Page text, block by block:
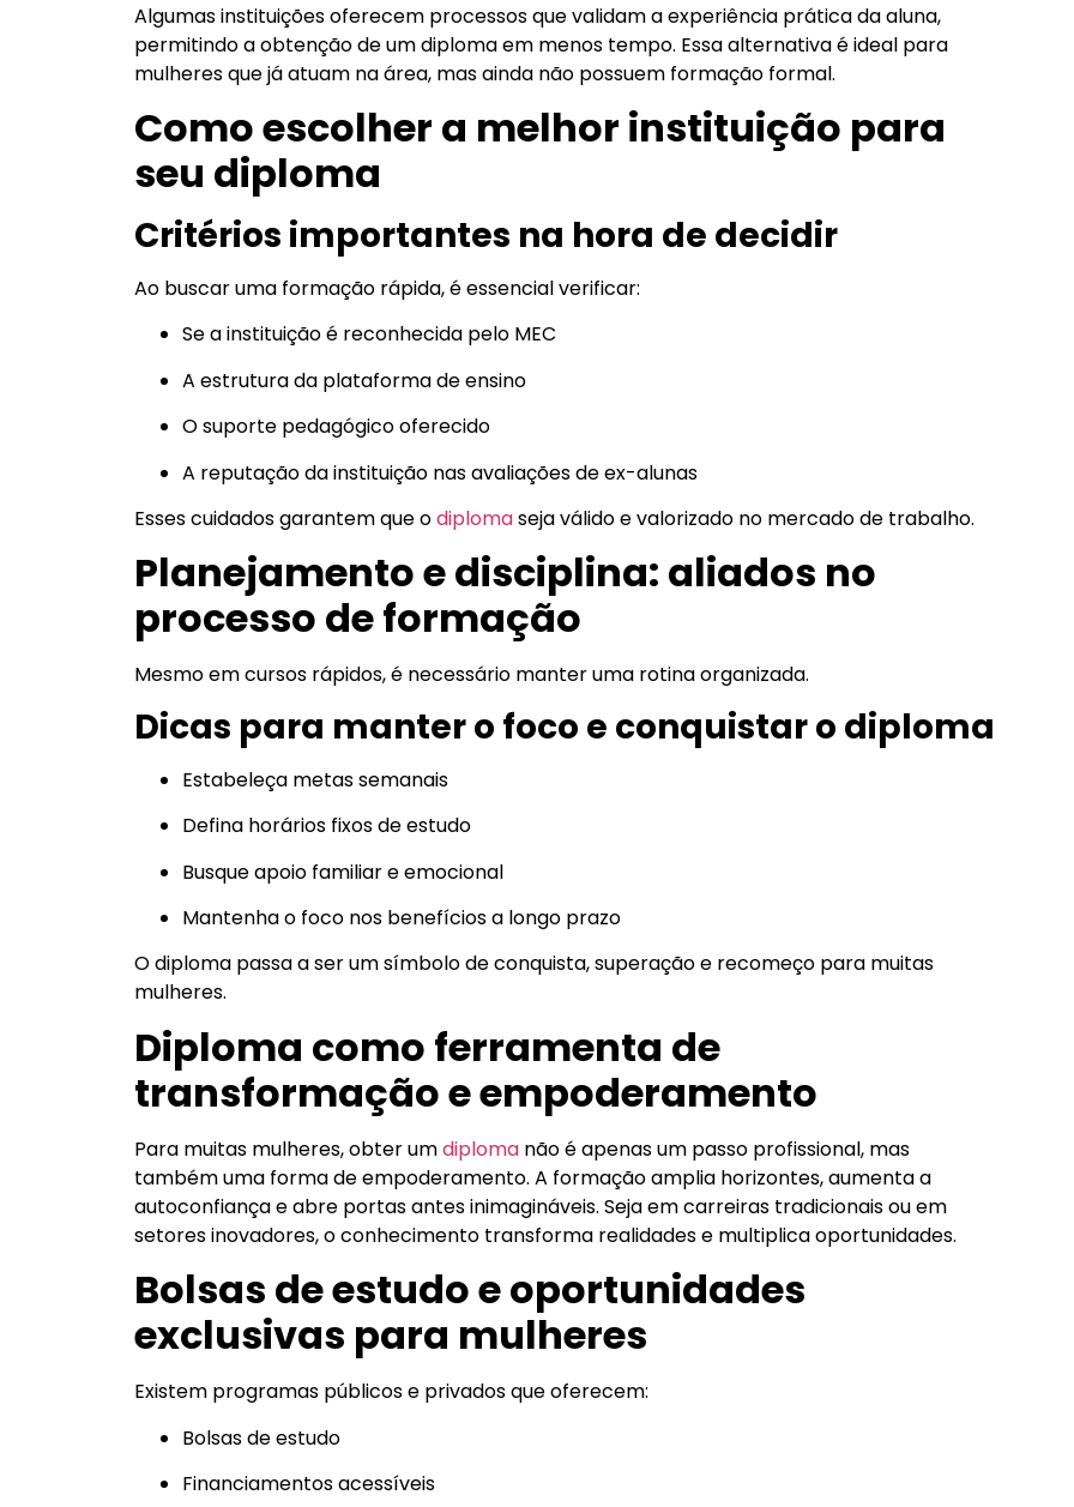
Algumas instituições oferecem processos que validam a experiência prática da aluna,
permitindo a obtenção de um diploma em menos tempo. Essa alternativa é ideal para
mulheres que já atuam na área, mas ainda não possuem formação formal.
Como escolher a melhor instituição para
seu diploma
Critérios importantes na hora de decidir
Ao buscar uma formação rápida, é essencial verificar:
Se a instituição é reconhecida pelo MEC
A estrutura da plataforma de ensino
O suporte pedagógico oferecido
A reputação da instituição nas avaliações de ex-alunas
Esses cuidados garantem que odiplomaseja válido e valorizado no mercado de trabalho.
Planejamento e disciplina: aliados no
processo de formação
Mesmo em cursos rápidos, é necessário manter uma rotina organizada.
Dicas para manter o foco e conquistar o diploma
Estabeleça metas semanais
Defina horários fixos de estudo
Busque apoio familiar e emocional
Mantenha o foco nos benefícios a longo prazo
O diploma passa a ser um símbolo de conquista, superação e recomeço para muitas
mulheres.
Diploma como ferramenta de
transformação e empoderamento
Para muitas mulheres, obter umdiploma não é apenas um passo profissional, mas
também uma forma de empoderamento. A formação amplia horizontes, aumenta a
autoconfiança e abre portas antes inimagináveis. Seja em carreiras tradicionais ou em
setores inovadores, o conhecimento transforma realidades e multiplica oportunidades.
Bolsas de estudo e oportunidades
exclusivas para mulheres
Existem programas públicos e privados que oferecem:
Bolsas de estudo
Financiamentos acessíveis